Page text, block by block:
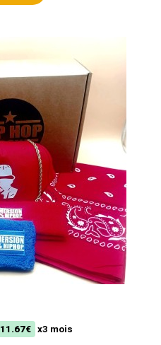
11.67€ x3 mois